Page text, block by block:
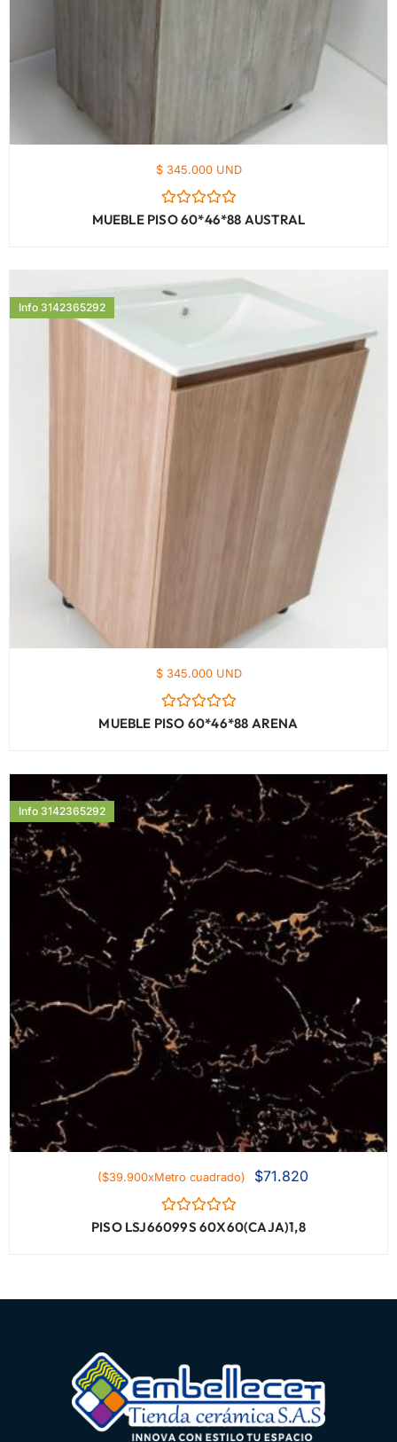
$ 345.000 UND
Valorado
con
MUEBLE PISO 60*46*88 AUSTRAL
Info 3142365292
$ 345.000 UND
Valorado
con
5
MUEBLE PISO 60*46*88 ARENA
Info 3142365292
($39.900xMetro cuadrado) $71.820
Valorado
PISO LSJ66099S 60X60(CAJA)1,8